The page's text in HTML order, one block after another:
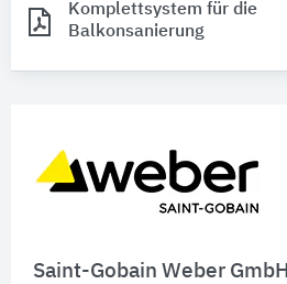
Saint-Gobain Weber GmbH
Komplettsystem für die
Balkonsanierung